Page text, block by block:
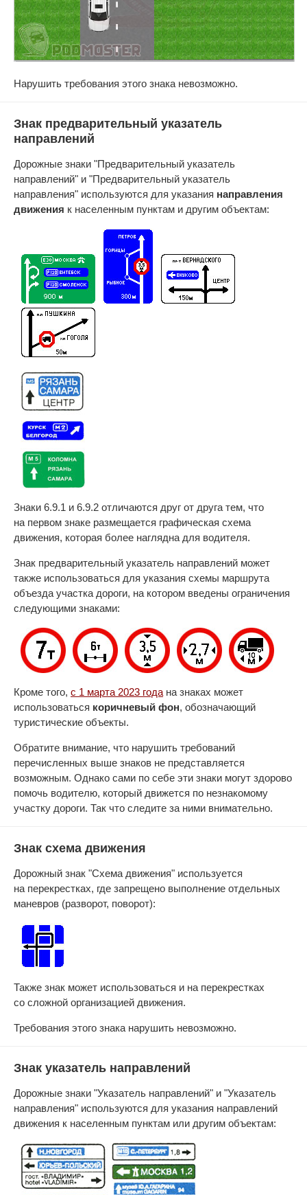
Нарушить требования этого знака невозможно.
Знак предварительный указатель
направлений
Дорожные знаки "Предварительный указатель
направлений" и "Предварительный указатель
направления" используются для указания направления
движения к населенным пунктам и другим объектам:
Знаки 6.9.1 и 6.9.2 отличаются друг от друга тем, что
на первом знаке размещается графическая схема
движения, которая более наглядна для водителя.
Знак предварительный указатель направлений может
также использоваться для указания схемы маршрута
объезда участка дороги, на котором введены ограничения
следующими знаками:
Кроме того, с 1 марта 2023 года на знаках может
использоваться коричневый фон, обозначающий
туристические объекты.
Обратите внимание, что нарушить требований
перечисленных выше знаков не представляется
возможным. Однако сами по себе эти знаки могут здорово
помочь водителю, который движется по незнакомому
участку дороги. Так что следите за ними внимательно.
Знак схема движения
Дорожный знак "Схема движения" используется
на перекрестках, где запрещено выполнение отдельных
маневров (разворот, поворот):
Также знак может использоваться и на перекрестках
со сложной организацией движения.
Требования этого знака нарушить невозможно.
Знак указатель направлений
Дорожные знаки "Указатель направлений" и "Указатель
направления" используются для указания направлений
движения к населенным пунктам или другим объектам: